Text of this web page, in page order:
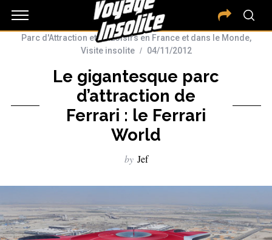
Parc d'Attraction et de Loisirs en France et dans le Monde,
Visite insolite
04/11/2012
Le gigantesque parc
d’attraction de
Ferrari : le Ferrari
World
by Jef